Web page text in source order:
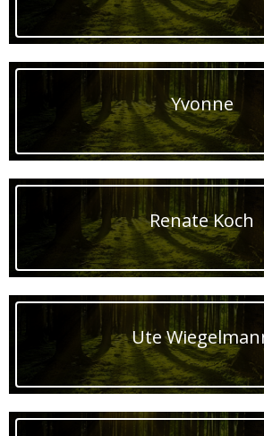
Yvonne
Renate Koch
Ute